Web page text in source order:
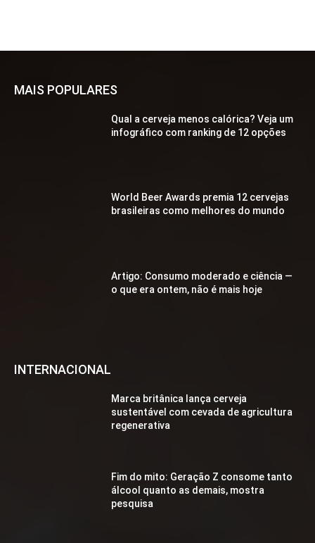
MAIS POPULARES
Qual a cerveja menos calórica? Veja um
infográfico com ranking de 12 opções
World Beer Awards premia 12 cervejas
brasileiras como melhores do mundo
Artigo: Consumo moderado e ciência —
o que era ontem, não é mais hoje
INTERNACIONAL
Marca britânica lança cerveja
sustentável com cevada de agricultura
regenerativa
Fim do mito: Geração Z consome tanto
álcool quanto as demais, mostra
pesquisa